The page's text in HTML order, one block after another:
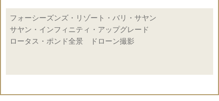
◇生花のフラワーシャワー
◇冷たいおしぼり＆ミネラルウォーター
オプション合計金額 272,000円
会場使用料 ○
結婚証明書
フォーシーズンズ・リゾート・バリ・サヤン
サヤン・インフィニティ・アップグレード
ロータス・ポンド全景 ドローン撮影